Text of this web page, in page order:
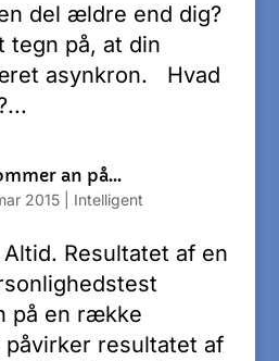
del ældre end dig?
tegn på, at din
asynkron. Hvad
an på…
2015| Intelligent
Resultatet af en
på en række
resultatet af